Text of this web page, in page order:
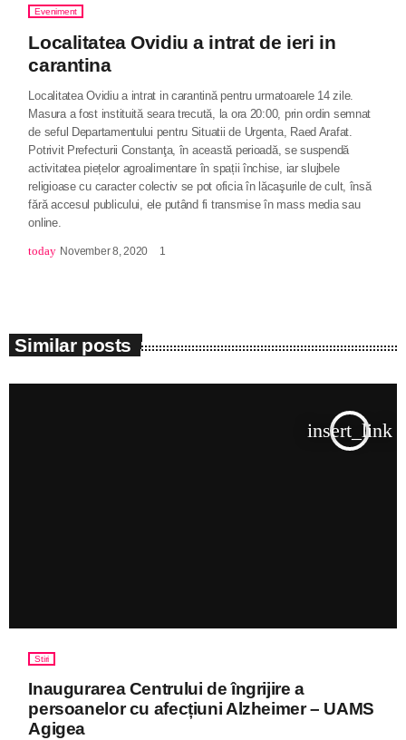
Eveniment
Localitatea Ovidiu a intrat de ieri in
carantina
Localitatea Ovidiu a intrat in carantină pentru urmatoarele 14 zile.
Masura a fost instituită seara trecută, la ora 20:00, prin ordin semnat
de seful Departamentului pentru Situatii de Urgenta, Raed Arafat.
Potrivit Prefecturii Constanţa, în această perioadă, se suspendă
activitatea piețelor agroalimentare în spații închise, iar slujbele
religioase cu caracter colectiv se pot oficia în lăcaşurile de cult, însă
fără accesul publicului, ele putând fi transmise în mass media sau
online.
today November 8, 2020 1
Similar posts
insert_link
Stiri
Inaugurarea Centrului de îngrijire a
persoanelor cu afecțiuni Alzheimer – UAMS
Agigea